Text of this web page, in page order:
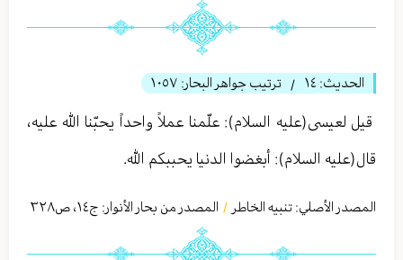
الحديث: ١٤ / ترتيب جواهر البحار: ١٠٥٧
قيل لعيسى(عليه السلام): علّمنا عملاً واحداً يحبّنا الله عليه،
قال(عليه السلام): أبغضوا الدنيا يحببكم الله.
المصدر الأصلي: تنبیه الخاطر / المصدر من بحار الأنوار: ج١٤، ص٣٢٨